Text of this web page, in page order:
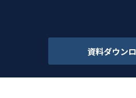
資料ダウン